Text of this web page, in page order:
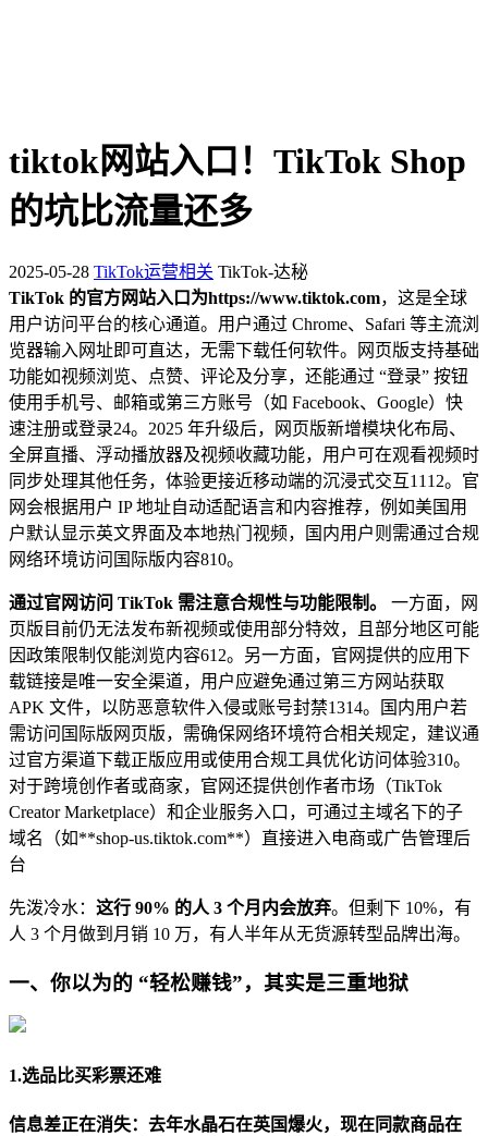
tiktok网站入口！TikTok Shop
的坑比流量还多
2025-05-28 TikTok运营相关 TikTok-达秘
TikTok 的官方网站入口为https://www.tiktok.com，这是全球
用户访问平台的核心通道。用户通过 Chrome、Safari 等主流浏
览器输入网址即可直达，无需下载任何软件。网页版支持基础
功能如视频浏览、点赞、评论及分享，还能通过 “登录” 按钮
使用手机号、邮箱或第三方账号（如 Facebook、Google）快
速注册或登录24。2025 年升级后，网页版新增模块化布局、
全屏直播、浮动播放器及视频收藏功能，用户可在观看视频时
同步处理其他任务，体验更接近移动端的沉浸式交互11 12。官
网会根据用户 IP 地址自动适配语言和内容推荐，例如美国用
户默认显示英文界面及本地热门视频，国内用户则需通过合规
网络环境访问国际版内容810。
通过官网访问 TikTok 需注意合规性与功能限制。
一方面，网
页版目前仍无法发布新视频或使用部分特效，且部分地区可能
因政策限制仅能浏览内容612。另一方面，官网提供的应用下
载链接是唯一安全渠道，用户应避免通过第三方网站获取
APK 文件，以防恶意软件入侵或账号封禁1314。国内用户若
需访问国际版网页版，需确保网络环境符合相关规定，建议通
过官方渠道下载正版应用或使用合规工具优化访问体验310。
对于跨境创作者或商家，官网还提供创作者市场（TikTok
Creator Marketplace）和企业服务入口，可通过主域名下的子
域名（如**shop-us.tiktok.com**）直接进入电商或广告管理后
台
先泼冷水： 这行 90% 的人 3 个月内会放弃。但剩下 10%，有
人 3 个月做到月销 10 万，有人半年从无货源转型品牌出海。
一、你以为的 “轻松赚钱”，其实是三重地狱
1.选品比买彩票还难
信息差正在消失：去年水晶石在英国爆火，现在同款商品在